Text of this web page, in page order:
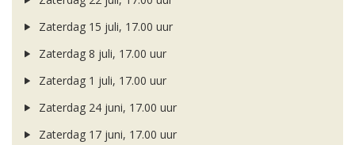
Zaterdag 15 juli, 17.00 uur
Zaterdag 8 juli, 17.00 uur
Zaterdag 1 juli, 17.00 uur
Zaterdag 24 juni, 17.00 uur
Zaterdag 17 juni, 17.00 uur